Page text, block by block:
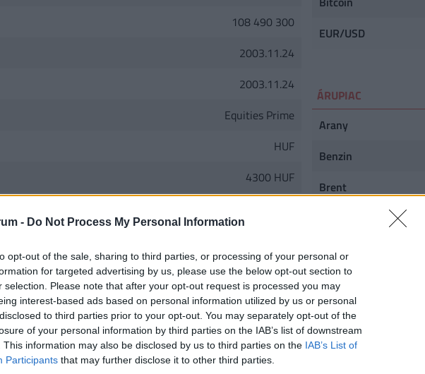
- Do Not Process My Personal Information
opt-out of the sale, sharing to third parties, or processing of your personal or
for targeted advertising by us, please use the below opt-out section to
selection. Please note that after your opt-out request is processed you may
interest-based ads based on personal information utilized by us or personal
to third parties prior to your opt-out. You may separately opt-out of the
of your personal information by third parties on the IAB’s list of downstream
This information may also be disclosed by us to third parties on the IAB’s List of
Participants that may further disclose it to other third parties.
108 490 300
2003.11.24
2003.11.24
Equities Prime
HUF
4300 HUF
vagy teljes hiányáért, késedelméért, pontatlanságáért illetve egyéb
felróható okból következik be. Egyéb okból bekövetkezett szolgáltatás-zavarért
való jogosulatlan hozzáférésből vagy az információval való bármilyen
egyébként ki nem zárható egyéb felelősség kivételével...
Tovább
EUR/USD
ÁRUPIAC
Arany
Benzin
Brent
Palládium
FRISS HÍREK
17:17
Egy teljes